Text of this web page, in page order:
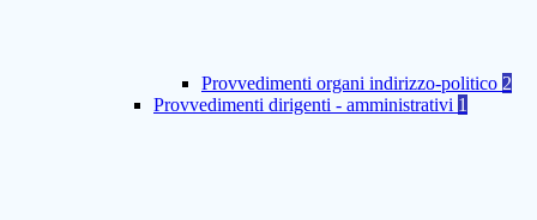
Provvedimenti organi indirizzo-politico 2
Provvedimenti dirigenti - amministrativi 1